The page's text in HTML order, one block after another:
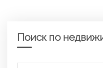
Поиск по